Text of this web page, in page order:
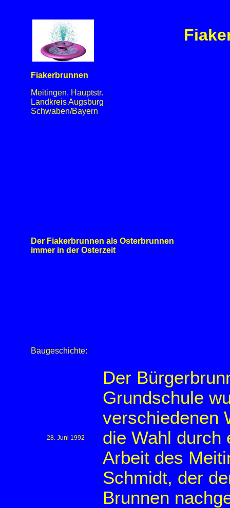
Fiakerbrunnen
Meitingen, Hauptstr.
Landkreis Augsburg
Schwaben/Bayern
Der Fiakerbrunnen als Osterbrunnen
immer in der Osterzeit
Baugeschichte:
28. Juni 1992
Der
Grundschule
verschiedenen
die Wahl durch
Arbeit des
Schmidt, der
Brunnen